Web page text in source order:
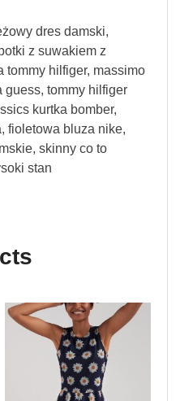
dres damski,
z suwakiem z
tommy hilfiger, massimo
guess, tommy hilfiger
kurtka bomber,
fioletowa bluza nike,
skinny co to
stan